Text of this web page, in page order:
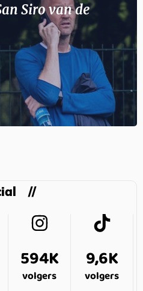
Siro van de
594K
volgers
9,6K
volgers